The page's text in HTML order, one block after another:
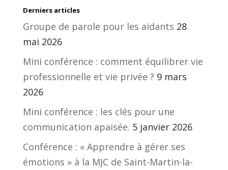
Derniers articles
Groupe de parole pour les aidants 28
mai 2026
Mini conférence : comment équilibrer vie
professionnelle et vie privée ? 9 mars
2026
Mini conférence : les clés pour une
communication apaisée. 5 janvier 2026
Conférence : « Apprendre à gérer ses
émotions » à la MJC de Saint-Martin-la-